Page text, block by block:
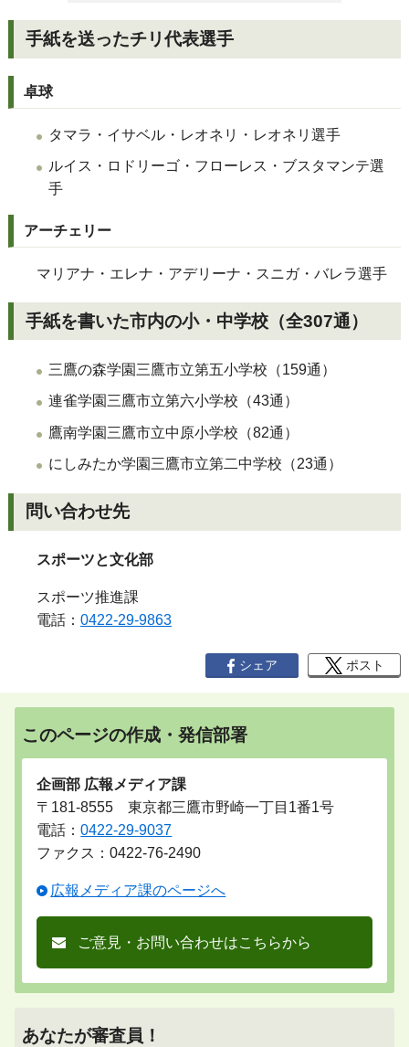
手紙を送ったチリ代表選手
卓球
タマラ・イサベル・レオネリ・レオネリ選手
ルイス・ロドリーゴ・フローレス・ブスタマンテ選
手
アーチェリー
マリアナ・エレナ・アデリーナ・スニガ・バレラ選手
手紙を書いた市内の小・中学校 （全307通）
三鷹の森学園三鷹市立第五小学校（159通）
連雀学園三鷹市立第六小学校（43通）
鷹南学園三鷹市立中原小学校（82通）
にしみたか学園三鷹市立第二中学校（23通）
問い合わせ先
スポーツと文化部
スポーツ推進課
電話： 0422-29-9863
シェア ポスト
このページの作成・発信部署
企画部 広報メディア課
〒181-8555 東京都三鷹市野崎一丁目1番1号
電話：0422-29-9037
ファクス：0422-76-2490
広報メディア課のページへ
ご意見・お問い合わせはこちらから
あなたが審査員！